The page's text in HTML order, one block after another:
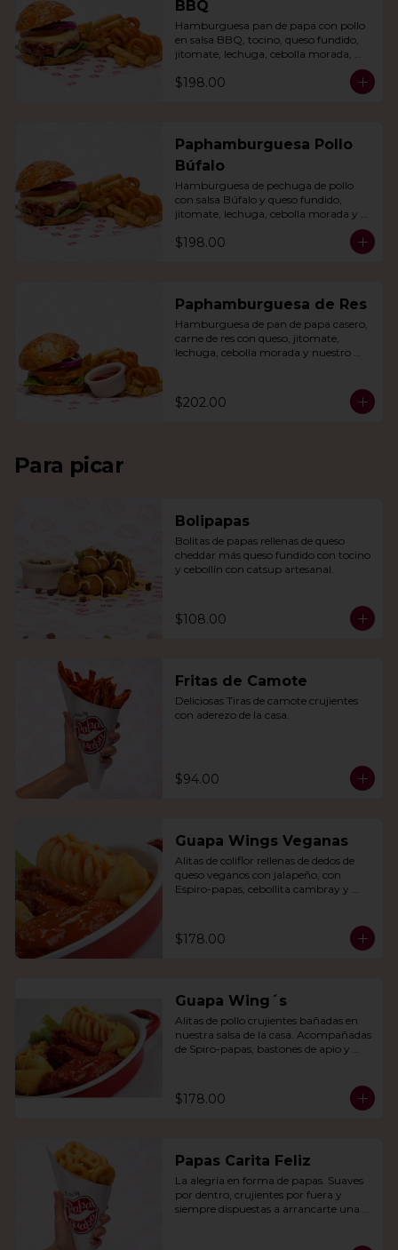
BBQ
Hamburguesa pan de papa con pollo
en salsa BBQ, tocino, queso fundido,
jitomate, lechuga, cebolla morada,
$198.00
Paphamburguesa Pollo
Búfalo
Hamburguesa de pechuga de pollo
con salsa Búfalo y queso fundido,
jitomate, lechuga, cebolla morada y
nuestra salsa especial. Con papas fritas
y rizo.
$198.00
Paphamburguesa de Res
Hamburguesa de pan de papa casero,
carne de res con queso, jitomate,
lechuga, cebolla morada y nuestro
$202.00
Para picar
Bolipapas
Bolitas de papas rellenas de queso
cheddar más queso fundido con tocino
y cebollín con catsup artesanal.
$108.00
Fritas de Camote
Deliciosas Tiras de camote crujientes
con aderezo de la casa.
$94.00
Guapa Wings Veganas
Alitas de coliflor rellenas de dedos de
queso veganos con jalapeño, con
Espiro-papas, cebollita cambray y
$178.00
Guapa Wing´s
Alitas de pollo crujientes bañadas en
nuestra salsa de la casa. Acompañadas
de Spiro-papas, bastones de apio y
$178.00
Papas Carita Feliz
La alegría en forma de papas. Suaves
por dentro, crujientes por fuera y
siempre dispuestas a arrancarte una